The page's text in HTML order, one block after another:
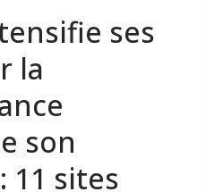
ses
la
son
11 sites